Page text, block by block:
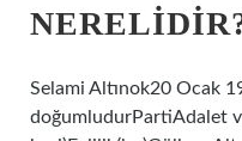
Selami Altınok20 Ocak
doğumludurPartiAdalet